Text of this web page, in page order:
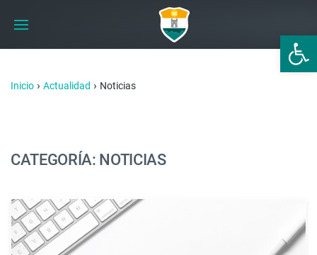
Abrir
Inicio › Actualidad › Noticias
CATEGORÍA: NOTICIAS